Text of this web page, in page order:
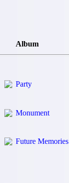
Album
Party
Monument
Future Memories